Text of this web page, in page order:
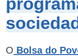
O Bolsa do